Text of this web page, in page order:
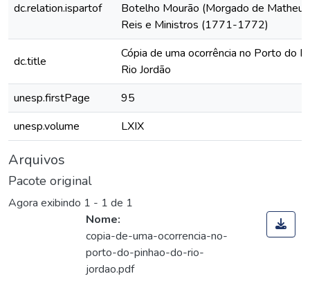
dc.relation.ispartof
Botelho Mourão (Morgado de
Reis e Ministros (1771-1772)
dc.title
Cópia de uma ocorrência no Porto do
Rio Jordão
unesp.firstPage
95
unesp.volume
LXIX
Arquivos
Pacote original
Agora exibindo 1 - 1 de 1
Nome:
copia-de-uma-ocorrencia-no-
porto-do-pinhao-do-rio-
jordao.pdf